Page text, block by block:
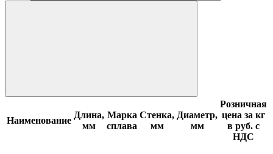
Наименование
Длина,
мм
Марка
сплава
Стенка,
мм
Диаметр,
мм
Розничная
цена за кг
в руб. с
НДС